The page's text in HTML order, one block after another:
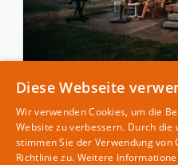
WOHNWAGEN
07. Mar 2025
Diese Webseite
Wir verwenden Cookies, um die
Website zu verbessern. Durch
stimmen Sie der Verwendung von
Richtlinie zu. Weitere